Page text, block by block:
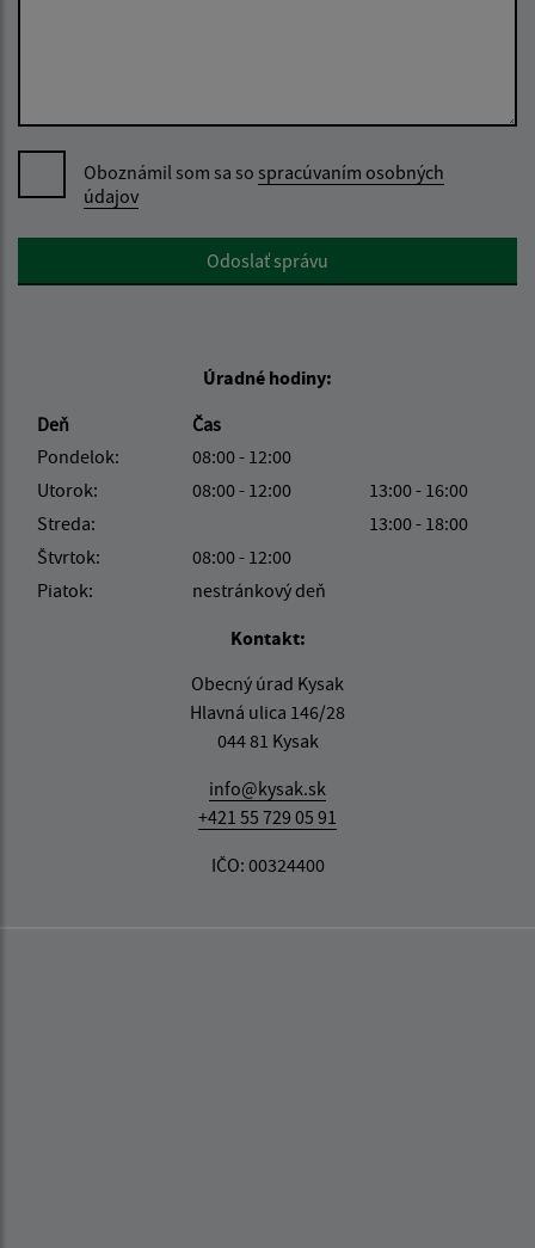
Oboznámil som sa so spracúvaním osobných
údajov
Google reCaptcha ResponseOdoslať správu
Úradné hodiny:
Deň
Čas
Pondelok:
08:00 - 12:00
Utorok:
08:00 - 12:00
13:00 - 16:00
Streda:
13:00 - 18:00
Štvrtok:
08:00 - 12:00
Piatok:
nestránkový deň
Kontakt:
Obecný úrad Kysak
Hlavná ulica 146/28
044 81 Kysak
info@kysak.sk
+421 55 729 05 91
IČO: 00324400